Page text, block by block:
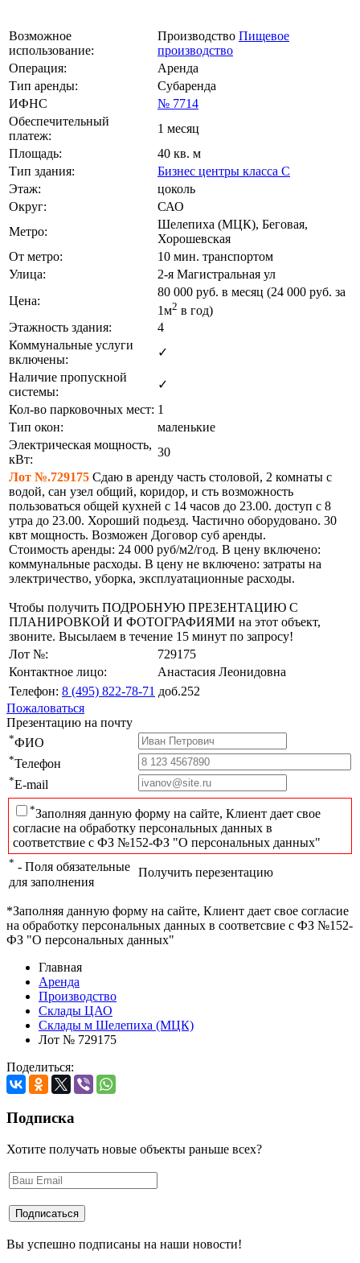
Возможное
использование:
Производство Пищевое
производство
Операция:
Аренда
Тип аренды:
Субаренда
ИФНС
№ 7714
Обеспечительный
платеж:
1 месяц
Площадь:
40 кв. м
Тип здания:
Бизнес центры класса C
Этаж:
цоколь
Округ:
САО
Метро:
Шелепиха (МЦК), Беговая,
Хорошевская
От метро:
10 мин. транспортом
Улица:
2-я Магистральная ул
Цена:
80 000 руб. в месяц (24 000 руб. за
1м2 в год)
Этажность здания:
4
Коммунальные услуги
включены:
✓
Наличие пропускной
системы:
✓
Кол-во парковочных мест: 1
Тип окон:
маленькие
Электрическая мощность,
кВт:
30
Лот №.729175 Сдаю в аренду часть столовой, 2 комнаты с
водой, сан узел общий, коридор, и сть возможность
пользоваться общей кухней с 14 часов до 23.00. доступ с 8
утра до 23.00. Хороший подьезд. Частично оборудовано. 30
квт мощность. Возможен Договор суб аренды.
Стоимость аренды: 24 000 руб/м2/год. В цену включено:
коммунальные расходы. В цену не включено: затраты на
электричество, уборка, эксплуатационные расходы.
Чтобы получить ПОДРОБНУЮ ПРЕЗЕНТАЦИЮ С
ПЛАНИРОВКОЙ И ФОТОГРАФИЯМИ на этот объект,
звоните. Высылаем в течение 15 минут по запросу!
Лот №:
729175
Контактное лицо:
Анастасия Леонидовна
Телефон: 8 (495) 822-78-71 доб.252
Пожаловаться
Презентацию на почту
*ФИО
*Телефон
*E-mail
*Заполняя данную форму на сайте, Клиент дает свое
согласие на обработку персональных данных в
соответствие с ФЗ №152-ФЗ "О персональных данных"
* - Поля обязательные
для заполнения
Получить перезентацию
*Заполняя данную форму на сайте, Клиент дает свое согласие
на обработку персональных данных в соответсвие с ФЗ №152-
ФЗ "О персональных данных"
Главная
Аренда
Производство
Склады ЦАО
Склады м Шелепиха (МЦК)
Лот № 729175
Поделиться:
Подписка
Хотите получать новые объекты раньше всех?
Вы успешно подписаны на наши новости!